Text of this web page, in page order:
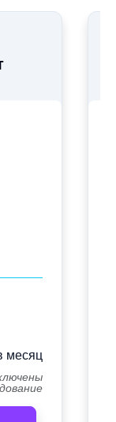
месяц